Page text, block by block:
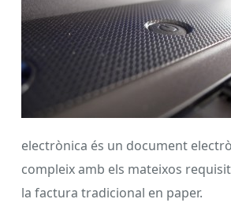
electrònica és un document
compleix amb els mateixos
la factura tradicional en paper.